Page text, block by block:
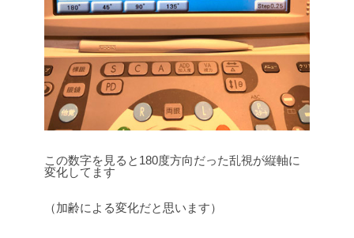
この数字を見ると180度方向だった乱視が縦軸に
変化してます
（加齢による変化だと思います）